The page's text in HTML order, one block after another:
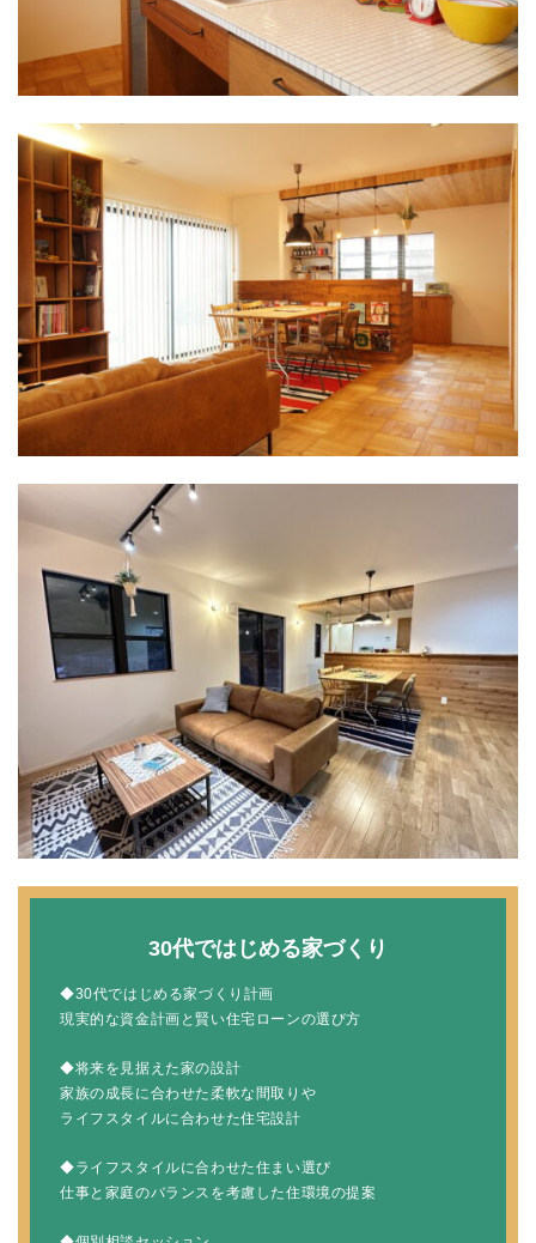
30代ではじめる家づくり
◆30代ではじめる家づくり計画
現実的な資金計画と賢い住宅ローンの選び方
◆将来を見据えた家の設計
家族の成長に合わせた柔軟な間取りや
ライフスタイルに合わせた住宅設計
◆ライフスタイルに合わせた住まい選び
仕事と家庭のバランスを考慮した住環境の提案